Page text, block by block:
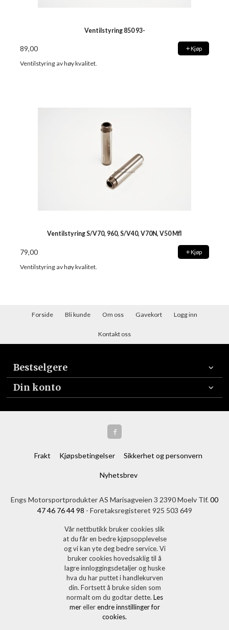
Ventilstyring 850 93-
89,00 Kjøp
Ventilstyring av høy kvalitet.
Ventilstyring S/V70, 960, S/V40, V70N, V50 Mfl
79,00 Kjøp
Ventilstyring av høy kvalitet.
Forside Bli kunde Om oss Gavekort Logg inn
Kontakt oss
Bestselgere
Din konto
Frakt Kjøpsbetingelser Sikkerhet og personvern
Nyhetsbrev
Engs Motorsportprodukter AS Marisagveien 3 2390 Moelv Tlf.00
47 46 76 44 98 - Foretaksregisteret 925 503 649
Vår nettbutikk bruker cookies slik
at du får en bedre kjøpsopplevelse
og vi kan yte deg bedre service. Vi
bruker cookies hovedsaklig til å
lagre innloggingsdetaljer og huske
hva du har puttet i handlekurven
din. Fortsett å bruke siden som
normalt om du godtar dette. Les
merellerendre innstillinger for
cookies.